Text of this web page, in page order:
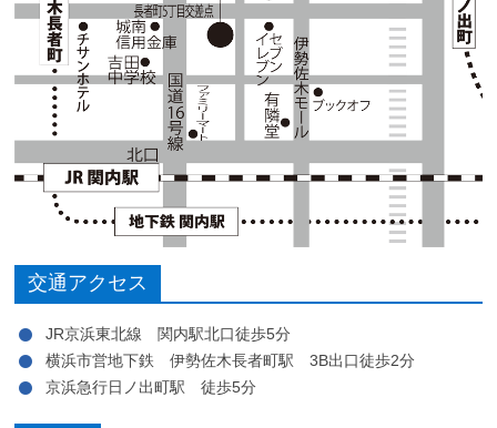
交通アクセス
JR京浜東北線 関内駅北口徒歩5分
横浜市営地下鉄 伊勢佐木長者町駅 3B出口徒歩2分
京浜急行日ノ出町駅 徒歩5分